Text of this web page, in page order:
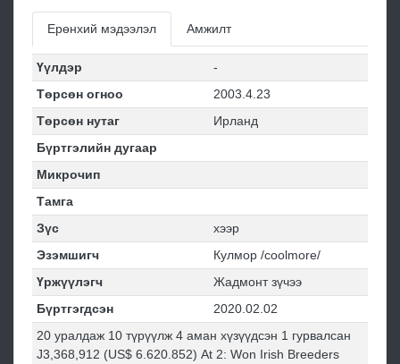
Ерөнхий мэдээлэл Амжилт
Үүлдэр
-
Төрсөн огноо
2003.4.23
Төрсөн нутаг
Ирланд
Бүртгэлийн дугаар
Микрочип
Тамга
Зүс
хээр
Эзэмшигч
Кулмор /coolmore/
Үржүүлэгч
Жадмонт зүчээ
Бүртгэгдсэн
2020.02.02
20 уралдаж 10 түрүүлж 4 аман хүзүүдсэн 1 гурвалсан
Ј3,368,912 (US$ 6.620.852) At 2: Won Irish Breeders